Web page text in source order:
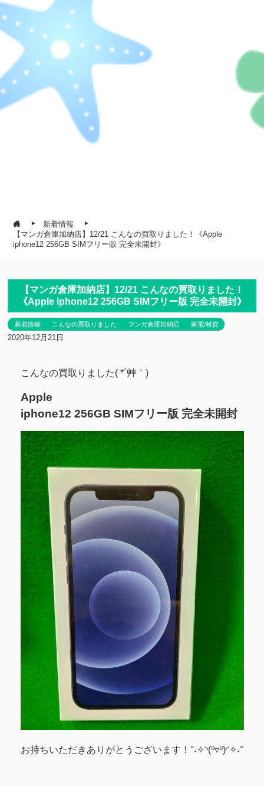
新着情報
【マンガ倉庫加納店】12/21 こんなの買取りました！《Apple
iphone12 256GB SIMフリー版 完全未開封》
【マンガ倉庫加納店】12/21 こんなの買取りました！
《Apple iphone12 256GB SIMフリー版 完全未開封》
新着情報 こんなの買取りました マンガ倉庫加納店 家電/雑貨
2020年12月21日
こんなの買取りました( *´艸｀)
Apple
iphone12 256GB SIMフリー版 完全未開封
お持ちいただきありがとうございます！°˖✧◝(⁰▿⁰)◜✧˖°